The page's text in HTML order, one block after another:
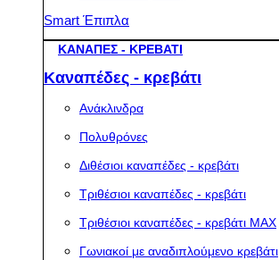
Smart Έπιπλα
ΚΑΝΑΠΕΣ - ΚΡΕΒΑΤΙ
Καναπέδες - κρεβάτι
Ανάκλινδρα
Πολυθρόνες
Διθέσιοι καναπέδες - κρεβάτι
Τριθέσιοι καναπέδες - κρεβάτι
Τριθέσιοι καναπέδες - κρεβάτι MAX
Γωνιακοί με αναδιπλούμενο κρεβάτι